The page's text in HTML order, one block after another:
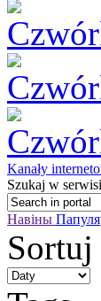
Kanały
Szukaj w
Навіны
Sortuj